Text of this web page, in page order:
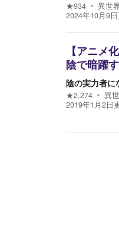
★934 異世
2024年10月9日
【アニメ
陰で暗躍
陰の実力者に
★2,274 異
2019年1月2日